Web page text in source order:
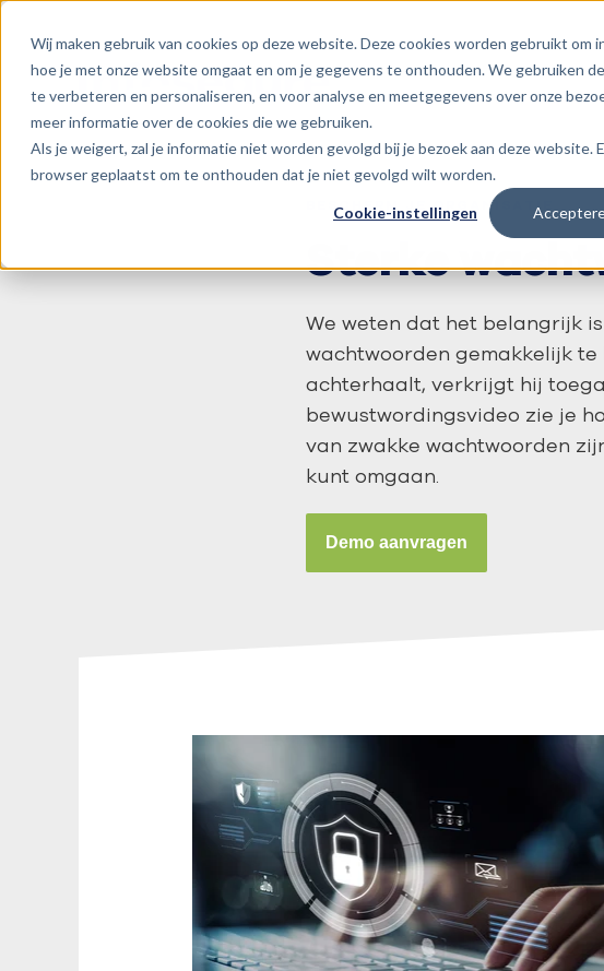
Wij maken gebruik van cookies op deze website. Deze cookies worden gebruikt om
hoe je met onze website omgaat en om je gegevens te onthouden. We gebruiken
te verbeteren en personaliseren, en voor analyse en meetgegevens over onze
meer informatie over de cookies die we gebruiken.
Als je weigert, zal je informatie niet worden gevolgd bij je bezoek aan deze website.
browser geplaatst om te onthouden dat je niet gevolgd wilt worden.
Cookie-instellingen
BESCHERM JE ORGANISATIE
Sterke
We weten dat het belangrijk
wachtwoorden gemakkelijk
achterhaalt, verkrijgt hij
bewustwordingsvideo zie je
van zwakke wachtwoorden
kunt omgaan.
Demo aanvragen